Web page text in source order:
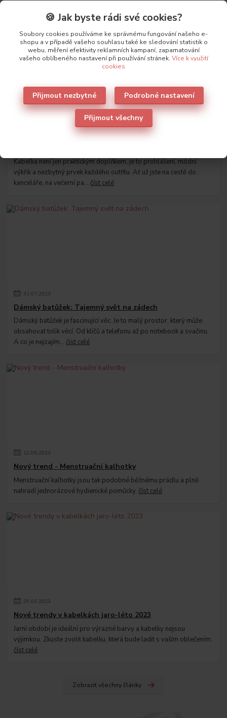
Novinky z našeho blogu
Kabelka není jen praktickým doplňkem, je to prohlášení, módní
výkřik a nezbytný prvek každého outfitu. Ať už jste na cestě do
kanceláře, na večerní pa... číst celé
31.07.2023
Dámský batůžek: Tajemný svět na zádech
Dámský batůžek je fascinující věc. Je to malý prostor, který může
obsahovat tolik věcí. Od klíčů a telefonu až po notebook a svačinu.
A co je nejzajím... číst celé
12.06.2023
Nový trend - Menstruační kalhotky
Menstruační kalhotky jsou tak podobné běžnému prádlu a plně
nahradí jednorázové hydienické pomůcky. číst celé
29.03.2023
Nové trendy v kabelkách jaro-léto 2023
Jarní období je ideální pro výrazné barvy a kabelky nejsou
výjimkou. Zkuste zvolit kabelku, která bude ladit s vaším oblečením.
číst celé
Zobrazit všechny články
🍪 Jak byste rádi své cookies?
Soubory cookies používáme ke správnému fungování našeho e-
shopu a v případě vašeho souhlasu také ke sledování statistik o
webu, měření efektivity reklamních kampaní, zapamatování
vašeho oblíbeného nastavení při používání stránek. Více k využití
cookies
Přijmout nezbytné Podrobné nastavení
Přijmout všechny